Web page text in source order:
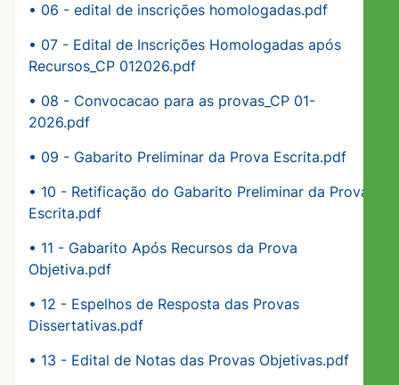
• 06 - edital de inscrições homologadas.pdf
• 07 - Edital de Inscrições Homologadas após
Recursos_CP 012026.pdf
• 08 - Convocacao para as provas_CP 01-
2026.pdf
• 09 - Gabarito Preliminar da Prova Escrita.pdf
• 10 - Retificação do Gabarito Preliminar da Prova
Escrita.pdf
• 11 - Gabarito Após Recursos da Prova
Objetiva.pdf
• 12 - Espelhos de Resposta das Provas
Dissertativas.pdf
• 13 - Edital de Notas das Provas Objetivas.pdf